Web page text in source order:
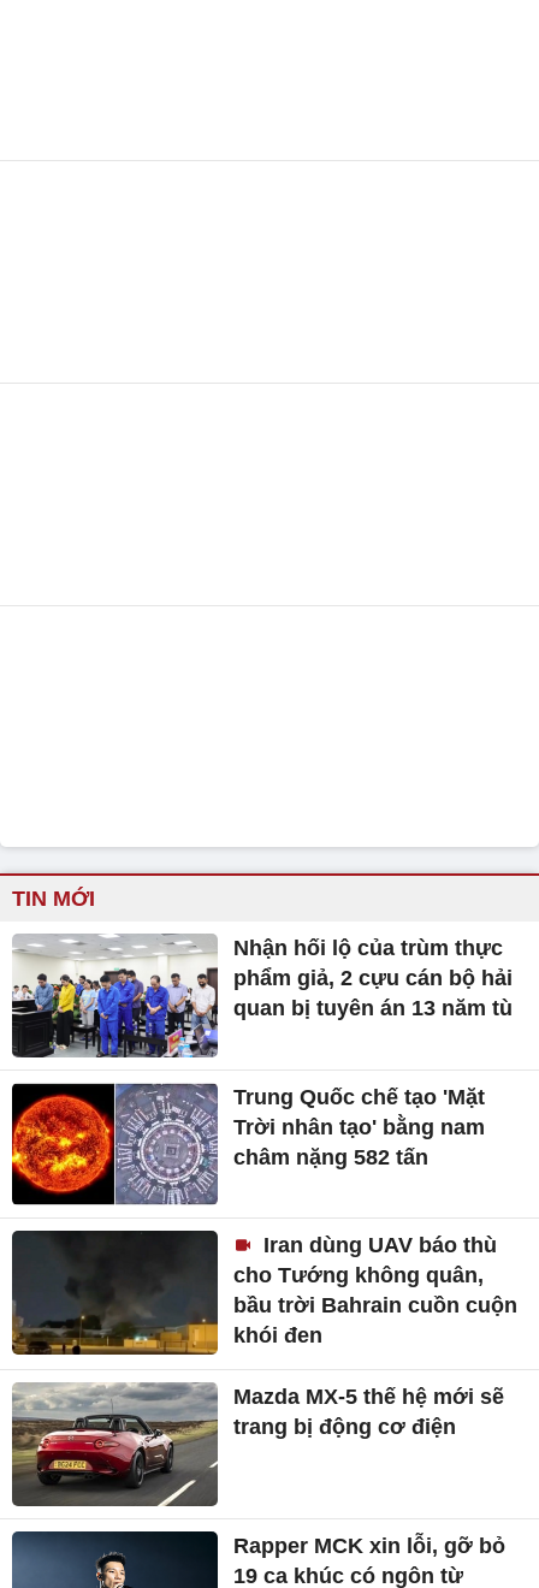
TIN MỚI
Nhận hối lộ của trùm thực
phẩm giả, 2 cựu cán bộ hải
quan bị tuyên án 13 năm tù
Trung Quốc chế tạo 'Mặt
Trời nhân tạo' bằng nam
châm nặng 582 tấn
Iran dùng UAV báo thù
cho Tướng không quân,
bầu trời Bahrain cuồn cuộn
khói đen
Mazda MX-5 thế hệ mới sẽ
trang bị động cơ điện
Rapper MCK xin lỗi, gỡ bỏ
19 ca khúc có ngôn từ